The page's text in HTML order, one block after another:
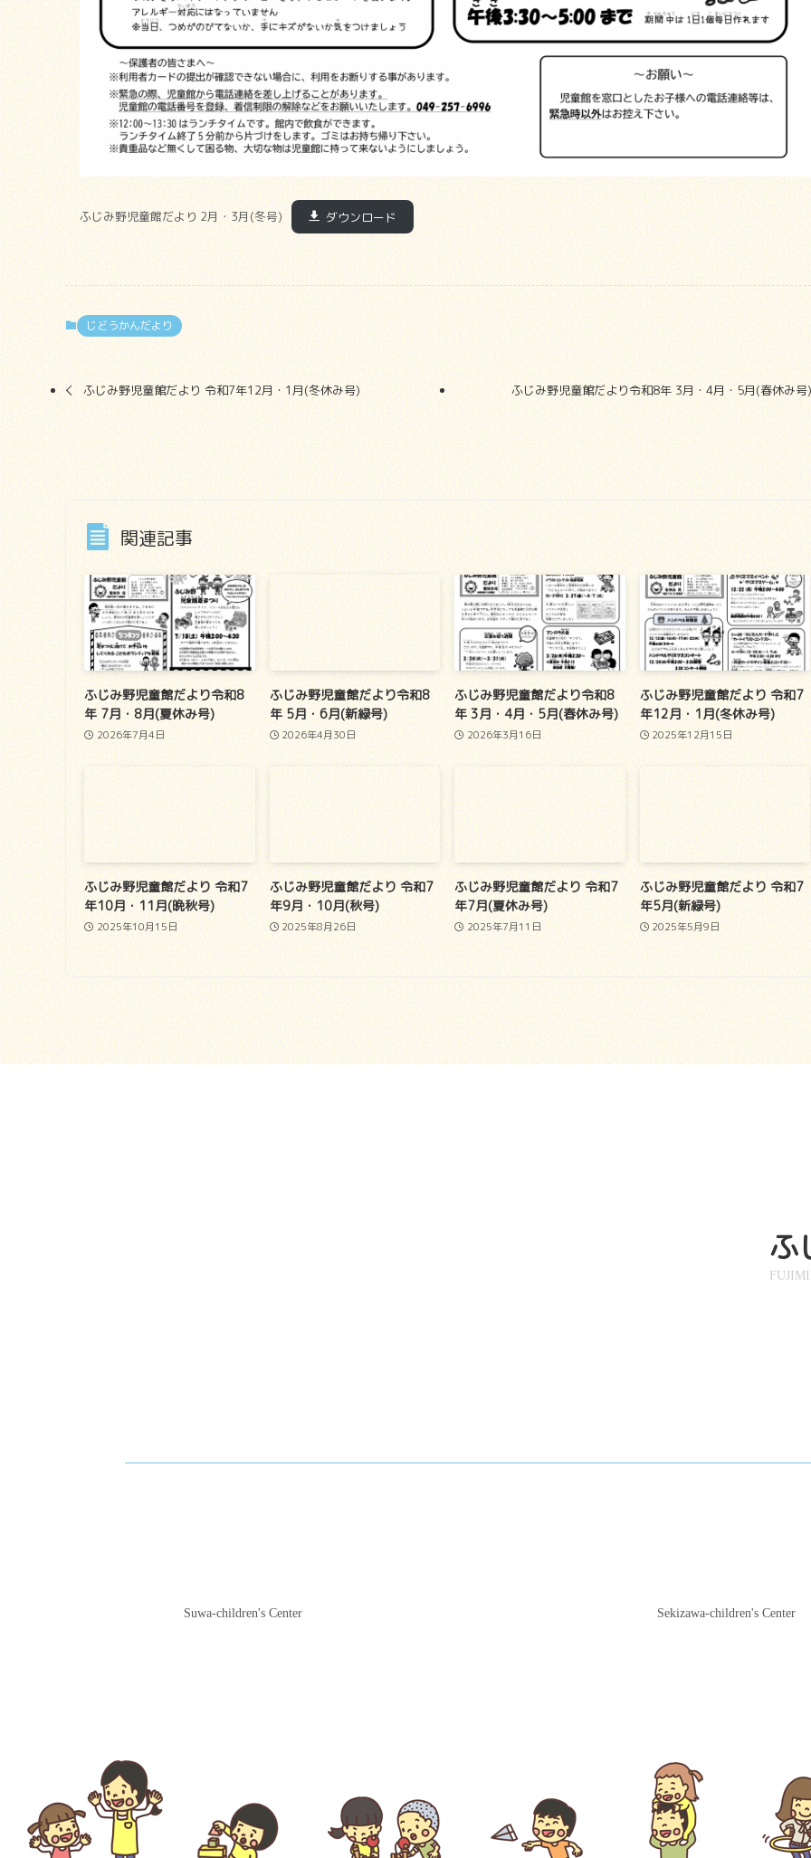
ふじみ野児童館だより 2月・3月(冬号) ダウンロード
じどうかんだより
ふじみ野児童館だより 令和7年12月・1月(冬休み号) ふじみ野児童館だより令和8年 3月・4月・5月(春休み号)
関連記事
ふじみ野児童館だより令和8
年 7月・8月(夏休み号)
2026年7月4日
ふじみ野児童館だより令和8
年 5月・6月(新緑号)
2026年4月30日
ふじみ野児童館だより令和8
年 3月・4月・5月(春休み号)
2026年3月16日
ふじみ野児童館だより 令和7
年12月・1月(冬休み号)
2025年12月15日
ふじみ野児童館だより 令和7
年10月・11月(晩秋号)
2025年10月15日
ふじみ野児童館だより 令和7
年9月・10月(秋号)
2025年8月26日
ふじみ野児童館だより 令和7
年7月(夏休み号)
2025年7月11日
ふじみ野児童館だより 令和7
年5月(新緑号)
2025年5月9日
ふ
Suwa-children's Center Sekizawa-children's Center